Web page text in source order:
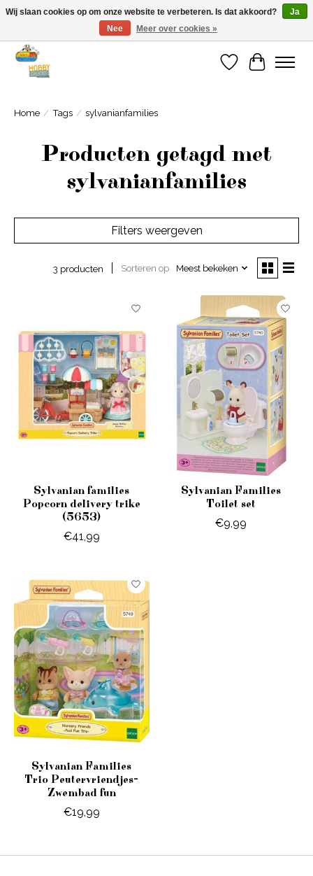
Welkom bij Cadeauhuis Wageningen
Verlanglijst
Home / Tags / sylvanianfamilies
Producten getagd met
sylvanianfamilies
Filters weergeven
3 producten Sorteren op Meest bekeken
Sylvanian families
Popcorn delivery trike
(5653)
€41,99
Sylvanian Families
Toilet set
€9,99
Sylvanian Families
Trio Peutervriendjes-
Zwembad fun
€19,99
Wij slaan cookies op om onze website te verbeteren. Is dat akkoord?
Ja
Nee
Meer over cookies »